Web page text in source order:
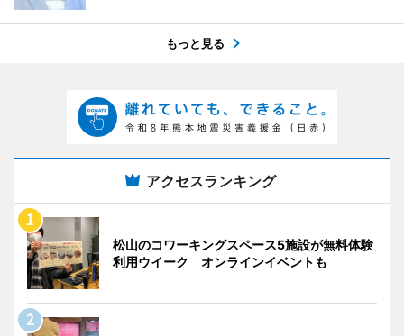
もっと見る
アクセスランキング
松山のコワーキングスペース5施設が無料体験
利用ウイーク オンラインイベントも